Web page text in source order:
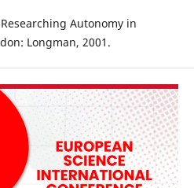
Autonomy in
Longman, 2001.